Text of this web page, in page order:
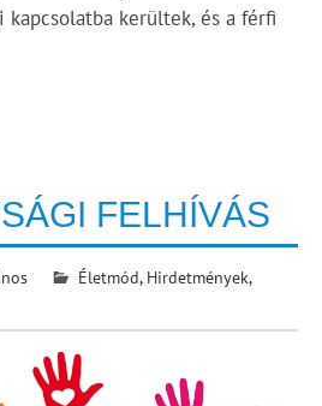
kerültek, és a férfi
FELHÍVÁS
Életmód, Hirdetmények,